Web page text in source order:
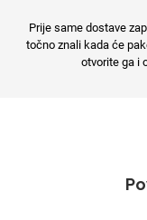
Prije same dostave
točno znali kada će
otvorite ga i